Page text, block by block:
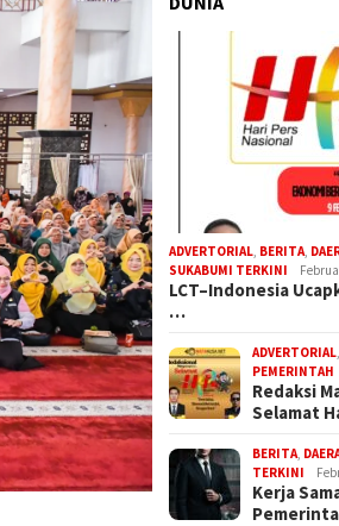
ADVERTORIAL BERITA
SUKABUMI TERKINI
LCT–Indonesia
…
ADVERTORIAL
PEMERINTAH
Redaksi
Selamat
BERITA
TERKINI
Kerja